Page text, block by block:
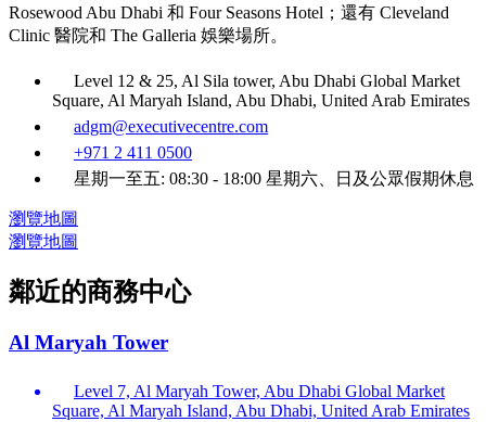
Rosewood Abu Dhabi 和 Four Seasons Hotel；還有 Cleveland
Clinic 醫院和 The Galleria 娛樂場所。
Level 12 & 25, Al Sila tower, Abu Dhabi Global Market
Square, Al Maryah Island, Abu Dhabi, United Arab Emirates
adgm@executivecentre.com
+971 2 411 0500
星期一至五: 08:30 - 18:00 星期六、日及公眾假期休息
瀏覽地圖
瀏覽地圖
鄰近的商務中心
Al Maryah Tower
Level 7, Al Maryah Tower, Abu Dhabi Global Market
Square, Al Maryah Island, Abu Dhabi, United Arab Emirates